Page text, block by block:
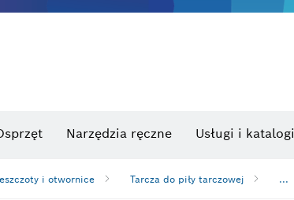
Narzędzia ręczne Usługi i katalogi
i otwornice Tarcza do piły tarczowej ...